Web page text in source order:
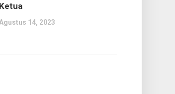
Ketua
Agustus 14, 2023